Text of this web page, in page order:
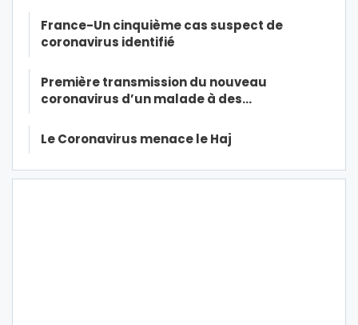
France-Un cinquième cas suspect de
coronavirus identifié
Première transmission du nouveau
coronavirus d’un malade à des…
Le Coronavirus menace le Haj